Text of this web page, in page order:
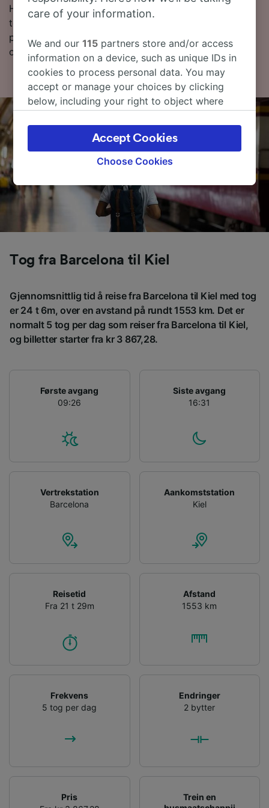
Hvis du vil finne ut litt mer om reisen først, finner du
togtider nedenfor, tips om å bestille billetter til en lav
pris og våre vanlige spørsmål, inkludert dagens første
og siste tog.
Tog fra Barcelona til Kiel
Gjennomsnittlig tid å reise fra Barcelona til Kiel med tog
er 24 t 6m, over en avstand på rundt 1553 km. Det er
normalt 5 tog per dag som reiser fra Barcelona til Kiel,
og billetter starter fra kr 3 867,28.
Første avgang
09:26
Siste avgang
16:31
Vertrekstation
Barcelona
Aankomststation
Kiel
Reisetid
Fra 21 t 29m
Afstand
1553 km
Frekvens
5 tog per dag
Endringer
2 bytter
Pris
Trein en
care of your information.
We and our115 partners store and/or access
information on a device, such as unique IDs in
cookies to process personal data. You may
accept or manage your choices by clicking
below, including your right to object where
the privacy policy page. These choices will be
signaled to our partners and will not affect
browsing data. Your data will not be used for
track you.
We and our partners process data to provide:
Use precise geolocation data. Actively scan
Personalised advertising and content,
List of Partners
Choose Cookies
Accept Cookies